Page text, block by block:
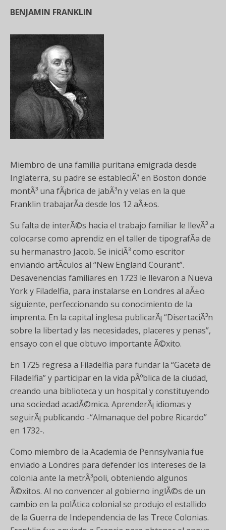
BENJAMIN FRANKLIN
Miembro de una familia puritana emigrada desde
Inglaterra, su padre se estableciÃ³ en Boston donde
montÃ³ una fÃ¡brica de jabÃ³n y velas en la que
Franklin trabajarÃ­a desde los 12 aÃ±os.
Su falta de interÃ©s hacia el trabajo familiar le llevÃ³ a
colocarse como aprendiz en el taller de tipografÃ­a de
su hermanastro Jacob. Se iniciÃ³ como escritor
enviando artÃ­culos al “New England Courant”.
Desavenencias familiares en 1723 le llevaron a Nueva
York y Filadelfia, para instalarse en Londres al aÃ±o
siguiente, perfeccionando su conocimiento de la
imprenta. En la capital inglesa publicarÃ¡ “DisertaciÃ³n
sobre la libertad y las necesidades, placeres y penas”,
ensayo con el que obtuvo importante Ã©xito.
En 1725 regresa a Filadelfia para fundar la “Gaceta de
Filadelfia” y participar en la vida pÃºblica de la ciudad,
creando una biblioteca y un hospital y constituyendo
una sociedad acadÃ©mica. AprenderÃ¡ idiomas y
seguirÃ¡ publicando -“Almanaque del pobre Ricardo”
en 1732-.
Como miembro de la Academia de Pennsylvania fue
enviado a Londres para defender los intereses de la
colonia ante la metrÃ³poli, obteniendo algunos
Ã©xitos. Al no convencer al gobierno inglÃ©s de un
cambio en la polÃ­tica colonial se produjo el estallido
de la Guerra de Independencia de las Trece Colonias.